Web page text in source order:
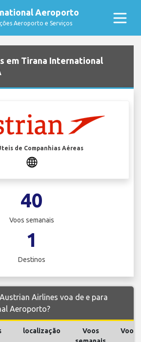
Aeroporto
Aeroporto e Serviços
em Tirana International
de Companhias Aéreas
40
Voos semanais
1
Destinos
Airlines voa de e para
Aeroporto?
localização
Voos
Voos